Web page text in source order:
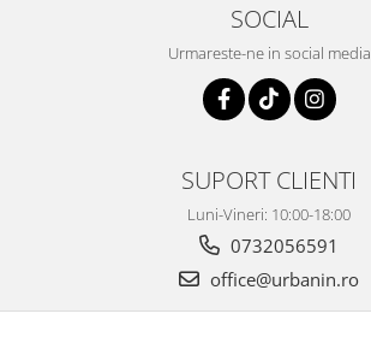
SOCIAL
Urmareste-ne in social media
SUPORT CLIENTI
Luni-Vineri: 10:00-18:00
0732056591
office@urbanin.ro